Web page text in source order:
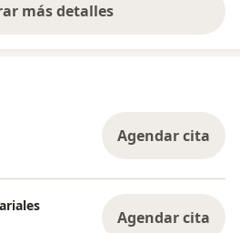
más detalles
sobre la experiencia
Agendar cita
Agendar cita